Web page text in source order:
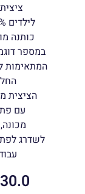
כותנה
במספר
המתאימות
הציצית
עם
לשדרג
30.0